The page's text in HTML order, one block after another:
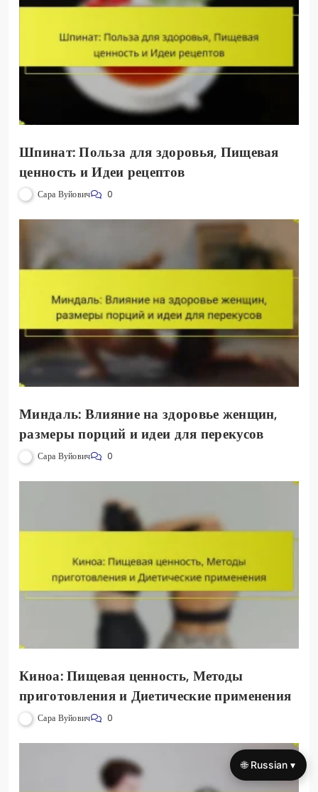
Шпинат: Польза для здоровья, Пищевая
ценность и Идеи рецептов
Сара Вуйович 0
Миндаль: Влияние на здоровье женщин,
размеры порций и идеи для перекусов
Сара Вуйович 0
Киноа: Пищевая ценность, Методы
приготовления и Диетические применения
Сара Вуйович 0
🌐 Russian ▾